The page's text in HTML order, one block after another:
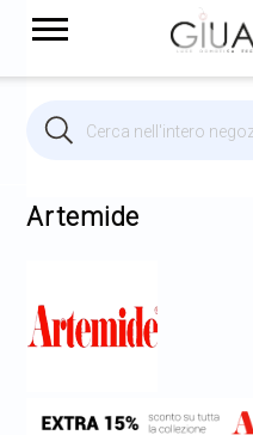
CercaBrands
Illuminazione per
Artemide